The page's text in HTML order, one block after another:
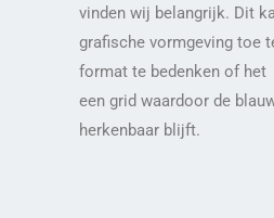
vinden wij belangrijk. Dit
grafische vormgeving toe
format te bedenken of
een grid waardoor de
herkenbaar blijft.